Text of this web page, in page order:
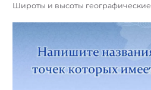
Широты и высоты географические